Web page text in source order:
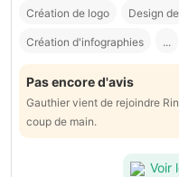
Création de logo Design
Création d'infographies ...
Pas encore d'avis
Gauthier vient de rejoindre
coup de main.
Voir